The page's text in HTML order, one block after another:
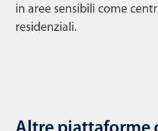
in aree sensibili come
residenziali.